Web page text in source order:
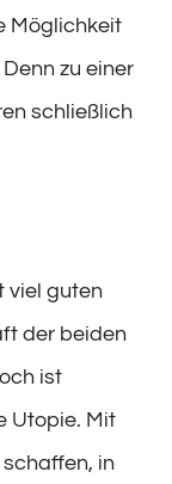
Möglichkeit
zu einer
schließlich
viel guten
der beiden
ist
Utopie. Mit
in